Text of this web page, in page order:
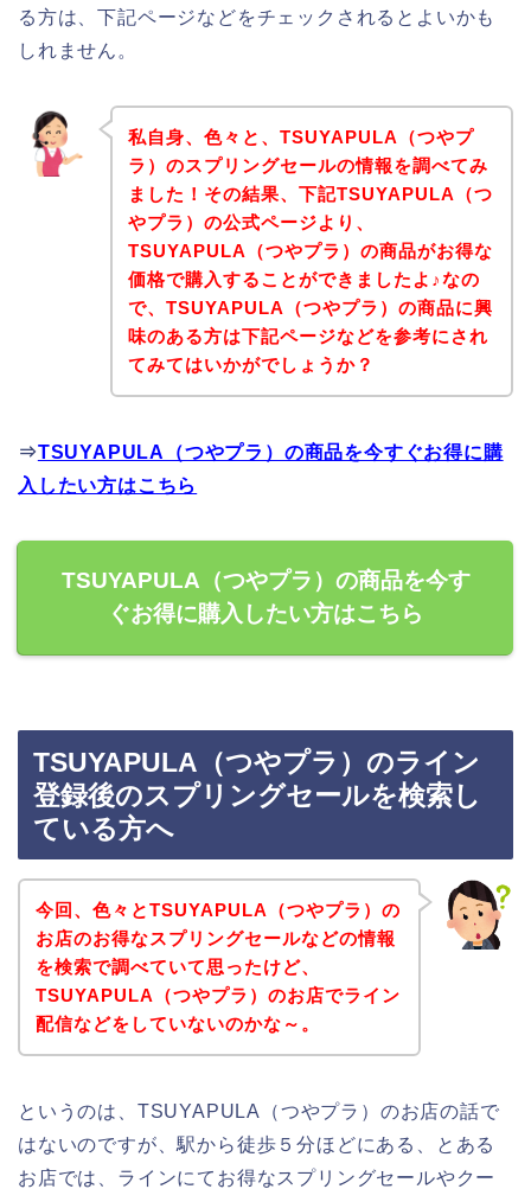
る方は、下記ページなどをチェックされるとよいかも
しれません。
私自身、色々と、TSUYAPULA（つやプ
ラ）のスプリングセールの情報を調べてみ
ました！その結果、下記TSUYAPULA（つ
やプラ）の公式ページより、
TSUYAPULA（つやプラ）の商品がお得な
価格で購入することができましたよ♪なの
で、TSUYAPULA（つやプラ）の商品に興
味のある方は下記ページなどを参考にされ
てみてはいかがでしょうか？
⇒TSUYAPULA（つやプラ）の商品を今すぐお得に購
入したい方はこちら
TSUYAPULA（つやプラ）の商品を今す
ぐお得に購入したい方はこちら
TSUYAPULA（つやプラ）のライン
登録後のスプリングセールを検索し
ている方へ
今回、色々とTSUYAPULA（つやプラ）の
お店のお得なスプリングセールなどの情報
を検索で調べていて思ったけど、
TSUYAPULA（つやプラ）のお店でライン
配信などをしていないのかな～。
というのは、TSUYAPULA（つやプラ）のお店の話で
はないのですが、駅から徒歩５分ほどにある、とある
お店では、ラインにてお得なスプリングセールやクー